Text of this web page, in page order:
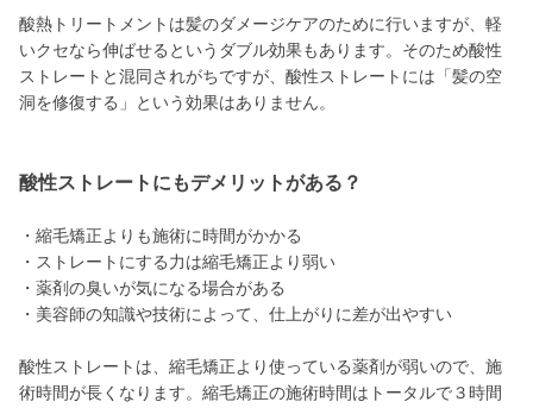
酸熱トリートメントは髪のダメージケアのために行いますが、軽
いクセなら伸ばせるというダブル効果もあります。そのため酸性
ストレートと混同されがちですが、酸性ストレートには「髪の空
洞を修復する」という効果はありません。
酸性ストレートにもデメリットがある？
・縮毛矯正よりも施術に時間がかかる
・ストレートにする力は縮毛矯正より弱い
・薬剤の臭いが気になる場合がある
・美容師の知識や技術によって、仕上がりに差が出やすい
酸性ストレートは、縮毛矯正より使っている薬剤が弱いので、施
術時間が長くなります。縮毛矯正の施術時間はトータルで３時間